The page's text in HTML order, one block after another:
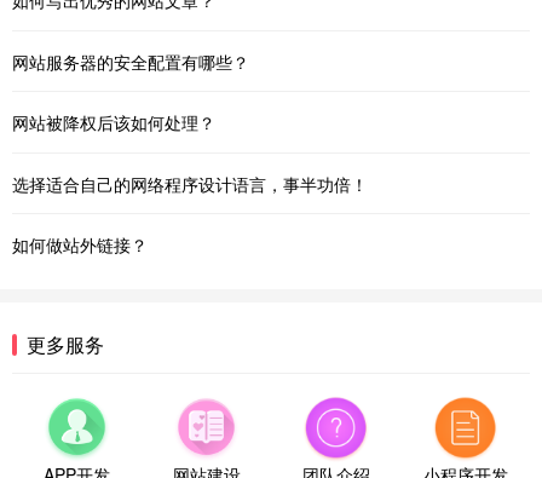
网站服务器的安全配置有哪些？
网站被降权后该如何处理？
选择适合自己的网络程序设计语言，事半功倍！
如何做站外链接？
更多服务